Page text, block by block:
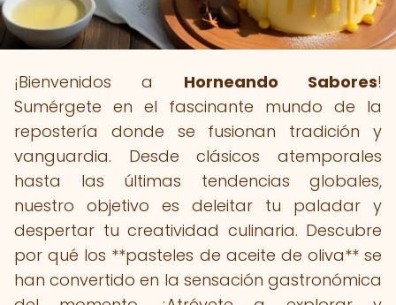
¡Bienvenidos a Horneando Sabores!
Sumérgete en el fascinante mundo de la
repostería donde se fusionan tradición y
vanguardia. Desde clásicos atemporales
hasta las últimas tendencias globales,
nuestro objetivo es deleitar tu paladar y
despertar tu creatividad culinaria. Descubre
por qué los **pasteles de aceite de oliva** se
han convertido en la sensación gastronómica